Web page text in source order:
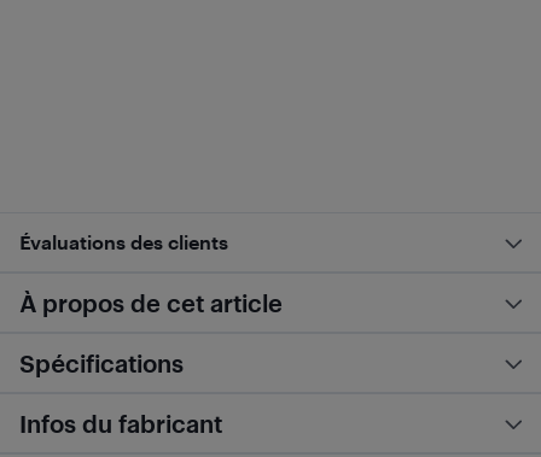
Évaluations des clients
À propos de cet article
Spécifications
Infos du fabricant